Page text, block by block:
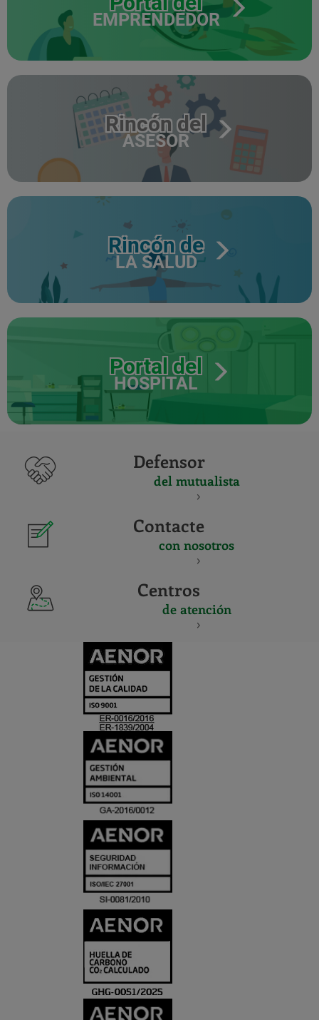
EMPRENDEDOR
Rincón del
ASESOR
Rincón de
LA SALUD
Portal del
HOSPITAL
Defensor
del mutualista
Contacte
con nosotros
Centros
de atención